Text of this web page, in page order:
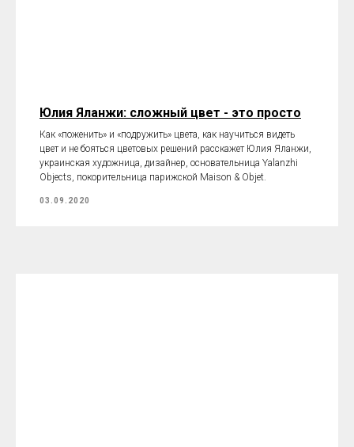
Юлия Яланжи: сложный цвет - это просто
Как «поженить» и «подружить» цвета, как научиться видеть
цвет и не бояться цветовых решений расскажет Юлия Яланжи,
украинская художница, дизайнер, основательница Yalanzhi
Objects, покорительница парижской Maison & Objet.
03.09.2020